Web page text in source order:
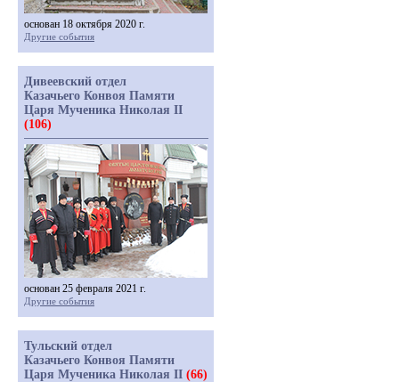
основан 18 октября 2020 г.
Другие события
Дивеевский отдел
Казачьего Конвоя Памяти
Царя Мученика Николая II
(106)
основан 25 февраля 2021 г.
Другие события
Тульский отдел
Казачьего Конвоя Памяти
Царя Мученика Николая II (66)